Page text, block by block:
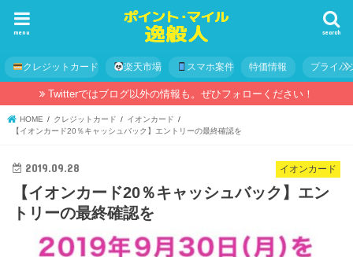
search
menu
クレジットカード 楽天市場 スマホ案件 特価情報 プライバ
Twitterではブログ以外の情報も。ぜひフォローください！
HOME クレジットカード
イオンカード
【イオンカード20％キャッシュバック】エントリーの最終確認を
イオンカード
2019.09.28
【イオンカード20％キャッシュバック】エン
トリーの最終確認を